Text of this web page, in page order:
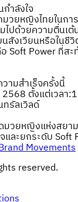
ำลังใจ
มวยหญิงไทยในก
ปด้วยความตื่นเต้
สังเวียนหรือในชีวิ
Soft Power ที่ส
ามสำเร็จครั้งนี้
2568 ตั้งแต่เวล
รัลเวิลด์
วยหญิงแห่งสยา
และยกระดับ Soft
Movements
reserved.